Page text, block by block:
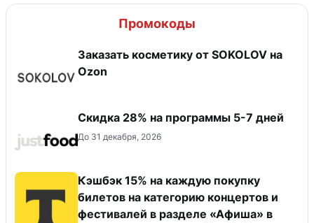
Промокоды
Заказать косметику от SOKOLOV на
Ozon
Скидка 28% на программы 5-7 дней
До 31 декабря, 2026
Кэшбэк 15% на каждую покупку
билетов на категорию концертов и
фестивалей в разделе «Афиша» в